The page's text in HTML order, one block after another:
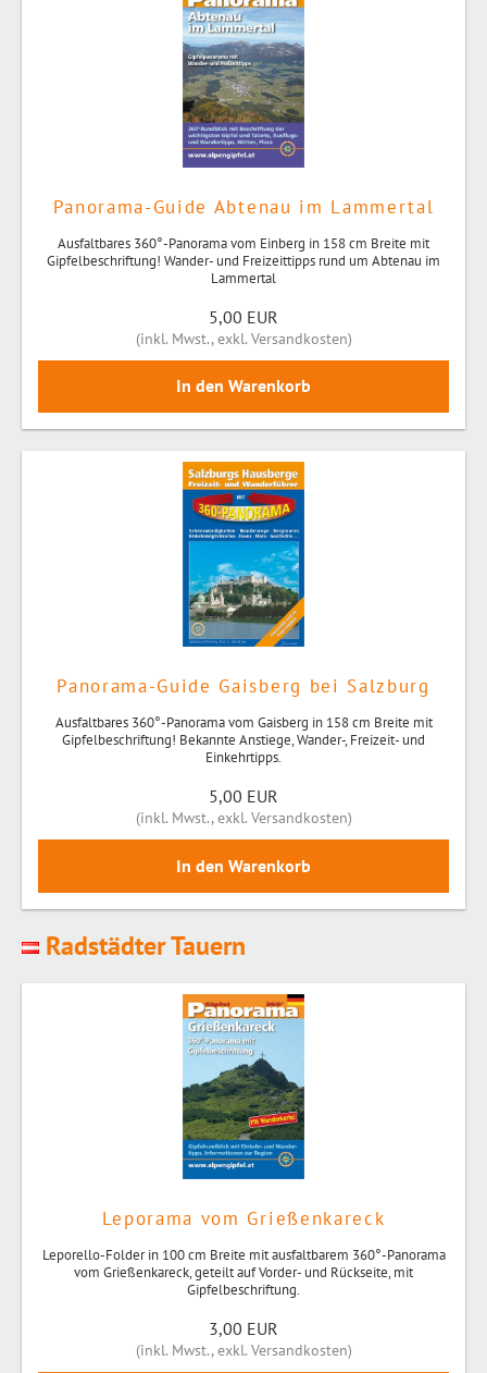
Panorama-Guide Abtenau im Lammertal
Ausfaltbares 360°-Panorama vom Einberg in 158 cm Breite mit
Gipfelbeschriftung! Wander- und Freizeittipps rund um Abtenau im
Lammertal
5,00 EUR
(inkl. Mwst.,exkl. Versandkosten)
Panorama-Guide Gaisberg bei Salzburg
Ausfaltbares 360°-Panorama vom Gaisberg in 158 cm Breite mit
Gipfelbeschriftung! Bekannte Anstiege, Wander-, Freizeit- und
Einkehrtipps.
5,00 EUR
(inkl. Mwst.,exkl. Versandkosten)
Radstädter Tauern
Leporama vom Grießenkareck
Leporello-Folder in 100 cm Breite mit ausfaltbarem 360°-Panorama
vom Grießenkareck, geteilt auf Vorder- und Rückseite, mit
Gipfelbeschriftung.
3,00 EUR
(inkl. Mwst.,exkl. Versandkosten)